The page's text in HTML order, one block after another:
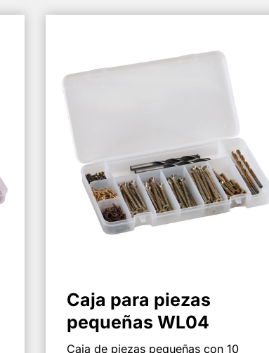
Caja para piezas
pequeñas WL04
Caja de piezas pequeñas con 10